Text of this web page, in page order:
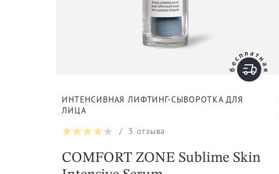
ИНТЕНСИВНАЯ ЛИФТИНГ-СЫВОРОТКА ДЛЯ
ЛИЦА
/ 3 отзыва
COMFORT ZONE Sublime Skin